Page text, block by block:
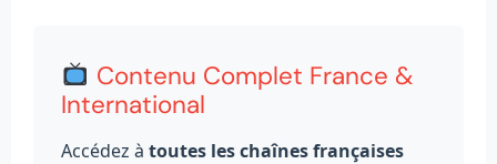
Contenu Complet France &
International
Accédez à toutes les chaînes françaises